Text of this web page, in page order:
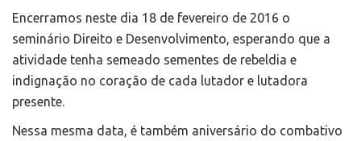
Encerramos neste dia 18 de fevereiro de 2016 o
seminário Direito e Desenvolvimento, esperando que a
atividade tenha semeado sementes de rebeldia e
indignação no coração de cada lutador e lutadora
presente.
Nessa mesma data, é também aniversário do combativo